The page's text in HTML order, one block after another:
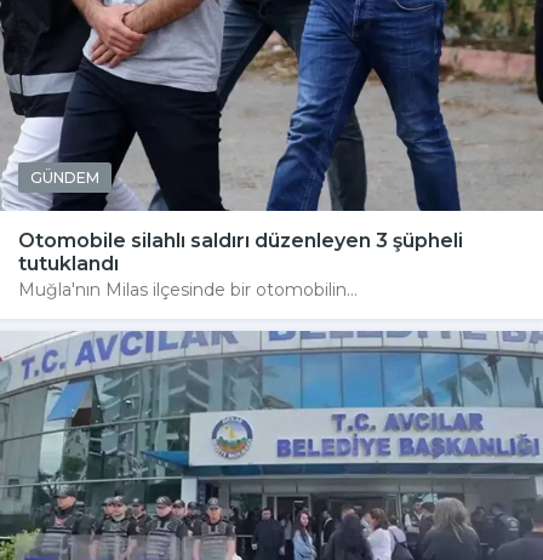
GÜNDEM
Otomobile silahlı saldırı düzenleyen 3 şüpheli
tutuklandı
Muğla'nın Milas ilçesinde bir otomobilin...